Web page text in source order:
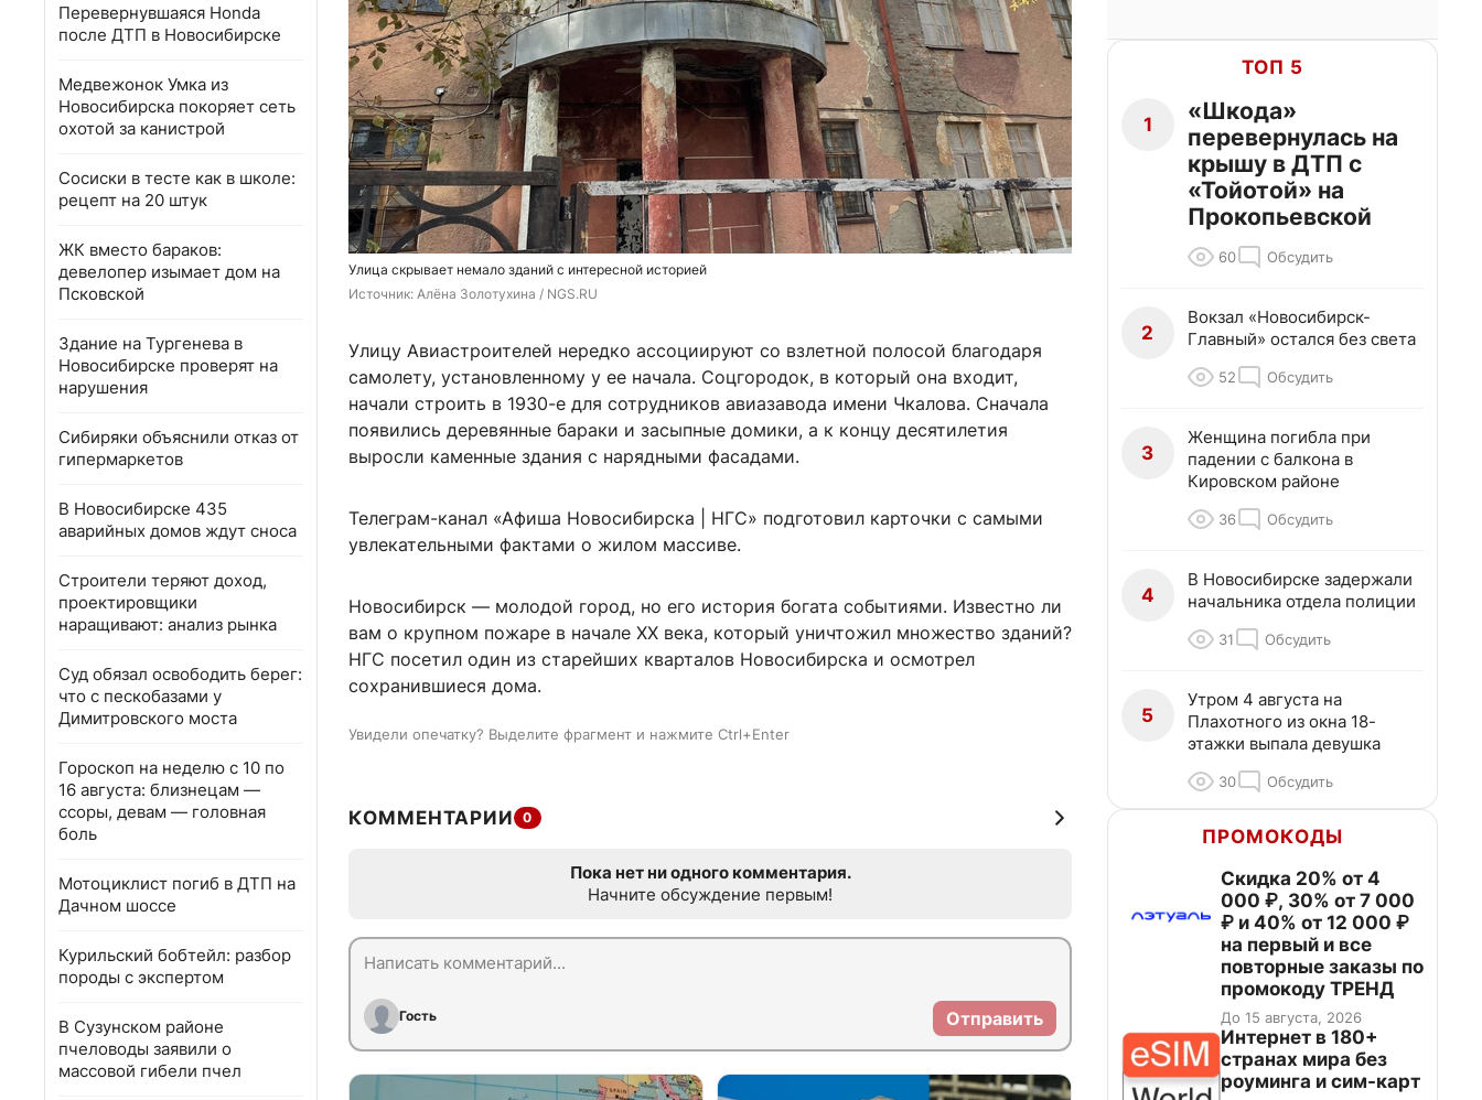
Перевернувшаяся Honda
после ДТП в Новосибирске
Медвежонок Умка из
Новосибирска покоряет сеть
охотой за канистрой
Сосиски в тесте как в школе:
рецепт на 20 штук
ЖК вместо бараков:
девелопер изымает дом на
Псковской
Здание на Тургенева в
Новосибирске проверят на
нарушения
Сибиряки объяснили отказ от
гипермаркетов
В Новосибирске 435
аварийных домов ждут сноса
Строители теряют доход,
проектировщики
наращивают: анализ рынка
Суд обязал освободить берег:
что с пескобазами у
Димитровского моста
Гороскоп на неделю с 10 по
16 августа: близнецам —
ссоры, девам — головная
боль
Мотоциклист погиб в ДТП на
Дачном шоссе
Курильский бобтейл: разбор
породы с экспертом
В Сузунском районе
пчеловоды заявили о
массовой гибели пчел
Улица скрывает немало зданий с интересной историей
Источник: Алёна Золотухина / NGS.RU
Улицу Авиастроителей нередко ассоциируют со взлетной полосой благодаря
самолету, установленному у ее начала. Соцгородок, в который она входит,
начали строить в 1930-е для сотрудников авиазавода имени Чкалова. Сначала
появились деревянные бараки и засыпные домики, а к концу десятилетия
выросли каменные здания с нарядными фасадами.
Телеграм-канал «Афиша Новосибирска | НГС» подготовил карточки с самыми
увлекательными фактами о жилом массиве.
Новосибирск — молодой город, но его история богата событиями. Известно ли
вам о крупном пожаре в начале XX века, который уничтожил множество зданий?
НГС посетил один из старейших кварталов Новосибирска и осмотрел
сохранившиеся дома.
Увидели опечатку? Выделите фрагмент и нажмите Ctrl+Enter
КОММЕНТАРИИ 0
Пока нет ни одного комментария.
Начните обсуждение первым!
Гость Отправить
ТОП 5
1
«Шкода»
перевернулась на
крышу в ДТП с
«Тойотой» на
Прокопьевской
60 Обсудить
2
Вокзал «Новосибирск-
Главный» остался без света
52 Обсудить
3
Женщина погибла при
падении с балкона в
Кировском районе
36 Обсудить
4
В Новосибирске задержали
начальника отдела полиции
31 Обсудить
5
Утром 4 августа на
Плахотного из окна 18-
этажки выпала девушка
30 Обсудить
ПРОМОКОДЫ
Скидка 20% от 4
000 ₽, 30% от 7 000
₽ и 40% от 12 000 ₽
на первый и все
повторные заказы по
промокоду ТРЕНД
До 15 августа, 2026
Интернет в 180+
странах мира без
роуминга и сим-карт